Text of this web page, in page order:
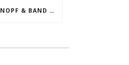
ALFONS HASENKNOPF & BAND #MIA SAN OANS LIVE IM ZIRKUS KRONE AM 30.04.17